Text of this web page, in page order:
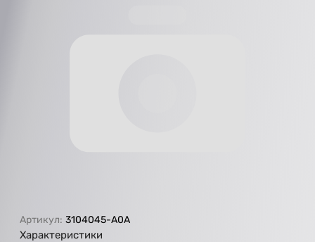
Артикул: 3104045-А0А
Характеристики